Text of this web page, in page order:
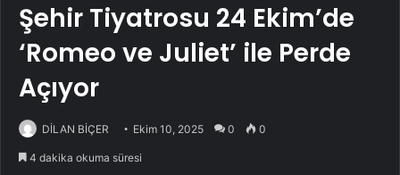
Şehir Tiyatrosu 24 Ekim’de
‘Romeo ve Juliet’ ile Perde
Açıyor
DİLAN BİÇER Ekim 10, 2025 0 0
4 dakika okuma süresi